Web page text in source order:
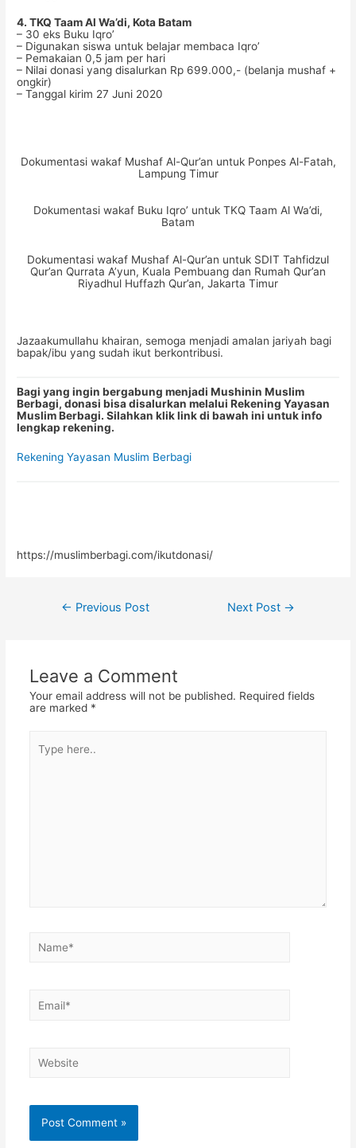
4. TKQ Taam Al Wa’di, Kota Batam
– 30 eks Buku Iqro’
– Digunakan siswa untuk belajar membaca Iqro’
– Pemakaian 0,5 jam per hari
– Nilai donasi yang disalurkan Rp 699.000,- (belanja mushaf +
ongkir)
– Tanggal kirim 27 Juni 2020
Dokumentasi wakaf Mushaf Al-Qur’an untuk Ponpes Al-Fatah,
Lampung Timur
Dokumentasi wakaf Buku Iqro’ untuk TKQ Taam Al Wa’di,
Batam
Dokumentasi wakaf Mushaf Al-Qur’an untuk SDIT Tahfidzul
Qur’an Qurrata A’yun, Kuala Pembuang dan Rumah Qur’an
Riyadhul Huffazh Qur’an, Jakarta Timur
Jazaakumullahu khairan, semoga menjadi amalan jariyah bagi
bapak/ibu yang sudah ikut berkontribusi.
Bagi yang ingin bergabung menjadi Mushinin Muslim
Berbagi, donasi bisa disalurkan melalui Rekening Yayasan
Muslim Berbagi. Silahkan klik link di bawah ini untuk info
lengkap rekening.
Rekening Yayasan Muslim Berbagi
https://muslimberbagi.com/ikutdonasi/
Post
← Previous Post Next Post →
Leave a Comment
Your email address will not be published. Required fields
are marked *
here..